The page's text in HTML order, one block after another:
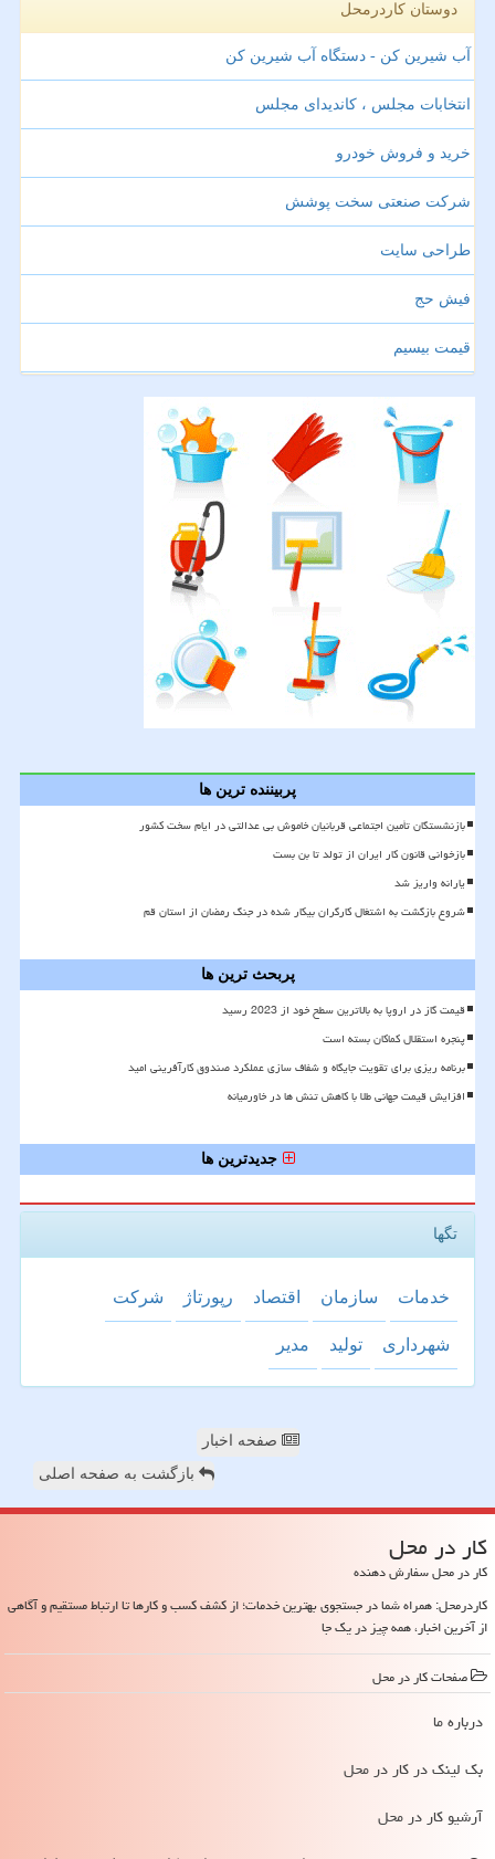
دوستان کاردرمحل
آب شیرین کن - دستگاه آب شیرین کن
انتخابات مجلس ، کاندیدای مجلس
خرید و فروش خودرو
شرکت صنعتی سخت پوشش
طراحی سایت
فیش حج
قیمت بیسیم
پربیننده ترین ها
بازنشستگان تأمین اجتماعی قربانیان خاموش بی عدالتی در ایام سخت کشور
بازخوانی قانون کار ایران از تولد تا بن بست
یارانه واریز شد
شروع بازگشت به اشتغال کارگران بیکار شده در جنگ رمضان از استان قم
پربحث ترین ها
قیمت گاز در اروپا به بالاترین سطح خود از 2023 رسید
پنجره استقلال کماکان بسته است
برنامه ریزی برای تقویت جایگاه و شفاف سازی عملکرد صندوق کارآفرینی امید
افزایش قیمت جهانی طلا با کاهش تنش ها در خاورمیانه
جدیدترین ها
تگها
خدمات سازمان اقتصاد رپورتاژ شركت
شهرداری تولید مدیر
صفحه اخبار
بازگشت به صفحه اصلی
كار در محل
کار در محل سفارش دهنده
کاردرمحل: همراه شما در جستجوی بهترین خدمات؛ از کشف کسب و کارها تا ارتباط مستقیم و آگاهی
از آخرین اخبار، همه چیز در یک جا
صفحات كار در محل
درباره ما
بک لینک در كار در محل
آرشیو كار در محل